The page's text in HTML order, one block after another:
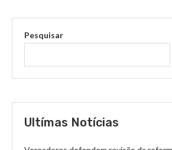
Pesquisar
Ultímas Notícias